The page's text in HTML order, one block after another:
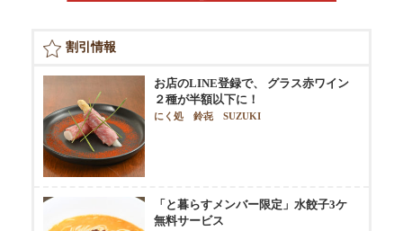
割引情報
お店のLINE登録で、 グラス赤ワイン
２種が半額以下に！
にく処 鈴㐂 SUZUKI
「と暮らすメンバー限定」水餃子3ケ
無料サービス